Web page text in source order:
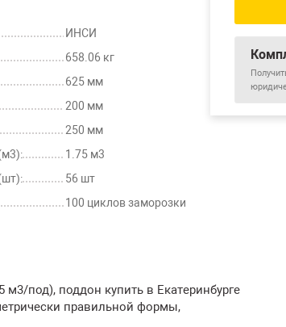
ИНСИ
658.06 кг
625 мм
200 мм
250 мм
1.75 м3
56 шт
100 циклов заморозки
под), поддон купить в Екатеринбурге
правильной формы,